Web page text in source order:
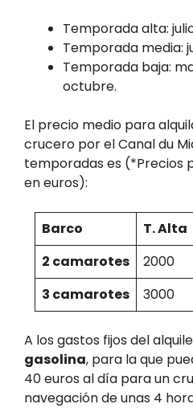
Temporada alta:
Temporada media:
Temporada baja:
octubre.
El precio medio para
crucero por el Canal du
temporadas es (*Precios
en euros):
Barco T. Alta
2 camarotes
2000
3 camarotes
3000
A los gastos fijos del
gasolina, para la que
40 euros al día para un
navegación de unas 4